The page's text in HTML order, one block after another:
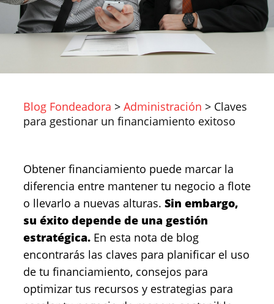
Blog Fondeadora > Administración > Claves
para gestionar un financiamiento exitoso
Obtener financiamiento puede marcar la
diferencia entre mantener tu negocio a flote
o llevarlo a nuevas alturas. Sin embargo,
su éxito depende de una gestión
estratégica. En esta nota de blog
encontrarás las claves para planificar el uso
de tu financiamiento, consejos para
optimizar tus recursos y estrategias para